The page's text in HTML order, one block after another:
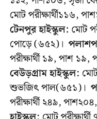
মোট পরীক্ষার্থী১১৬,
টেনপুর হাইস্কুল: মোট
পোড়ে (৬৫২)।
পরীক্ষার্থী ১৯, পাশ
বেউড়গ্রামহাইস্কুল:
শুভজিৎ পাল(৬৫১)।
পরীক্ষার্থী ২৪৯,